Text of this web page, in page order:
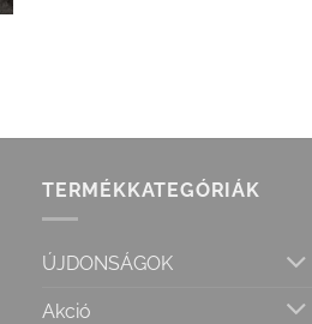
TERMÉKKATEGÓRIÁK
ÚJDONSÁGOK
Akció